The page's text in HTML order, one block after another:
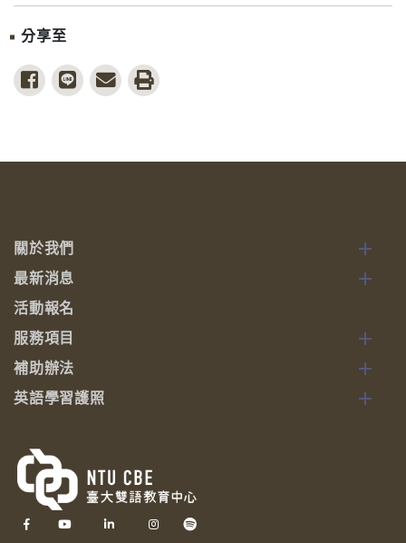
分享至
share to facebook
share to line
share to email
print
關於我們
最新消息
活動報名
服務項目
補助辦法
英語學習護照